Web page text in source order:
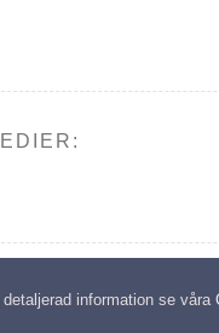
AB | All rights reserved
information se våra